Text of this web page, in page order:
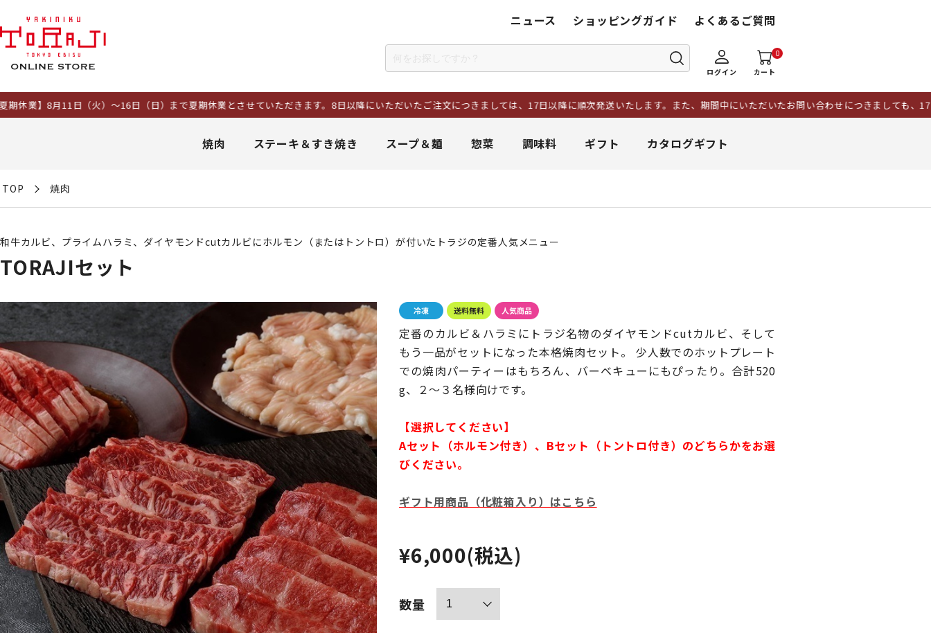
ニュース ショッピングガイド よくあるご質問
ログイン
0
カート
火）～16日（日）まで夏期休業とさせていただきます。8日以降にいただいたご注文につきましては、17日以降に順次発送いたします。また、期間中にいただいたお問い合わせにつきましても、17日以降に順次対
焼肉 ステーキ＆すき焼き スープ＆麺 惣菜 調味料 ギフト カタログギフト
TOP 焼肉
和牛カルビ、プライムハラミ、ダイヤモンドcutカルビにホルモン（またはトントロ）が付いたトラジの定番人気メニュー
TORAJIセット
定番のカルビ＆ハラミにトラジ名物のダイヤモンドcutカルビ、そして
もう一品がセットになった本格焼肉セット。 少人数でのホットプレート
での焼肉パーティーはもちろん、バーベキューにもぴったり。合計520
g、２～３名様向けです。
【選択してください】
Aセット（ホルモン付き）、Bセット（トントロ付き）のどちらかをお選
びください。
ギフト用商品（化粧箱入り）はこちら
¥6,000(税込)
数量